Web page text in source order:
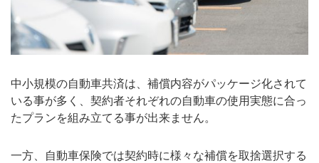
中小規模の自動車共済は、補償内容がパッケージ化されて
いる事が多く、契約者それぞれの自動車の使用実態に合っ
たプランを組み立てる事が出来ません。
一方、自動車保険では契約時に様々な補償を取捨選択する